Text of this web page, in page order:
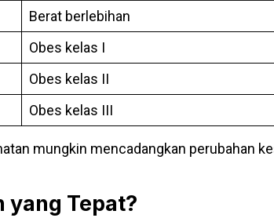
Berat berlebihan
Obes kelas I
Obes kelas II
Obes kelas III
mungkin mencadangkan perubahan
yang Tepat?